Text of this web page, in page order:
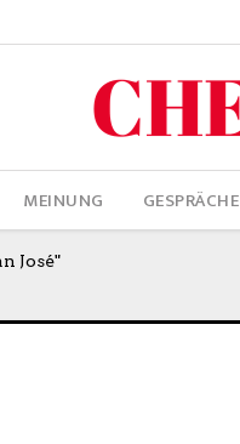
MEINUNG GESPRÄCHE
José"